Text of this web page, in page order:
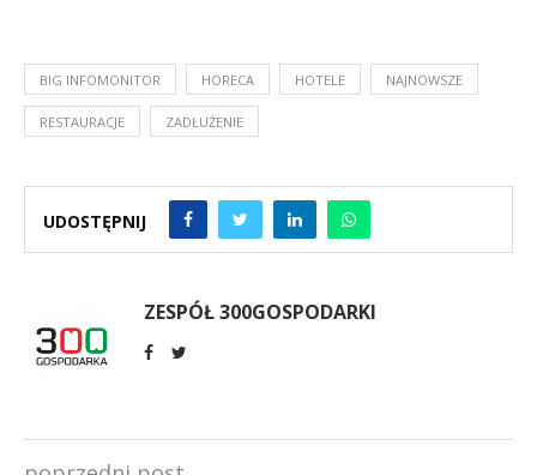
BIG INFOMONITOR HORECA HOTELE NAJNOWSZE
RESTAURACJE ZADŁUŻENIE
UDOSTĘPNIJ
ZESPÓŁ 300GOSPODARKI